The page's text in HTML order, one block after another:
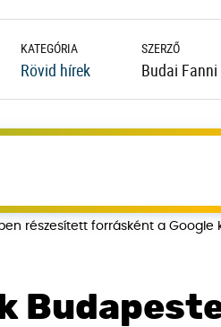
KATEGÓRIA
Rövid hírek
SZERZŐ
Budai Fanni
részesített forrásként a Google